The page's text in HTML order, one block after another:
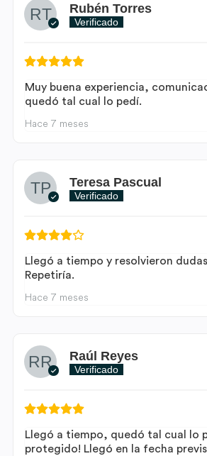
Rubén Torres
Verificado
Muy buena experiencia,
quedó tal cual lo pedí.
Hace 7 meses
Teresa Pascual
Verificado
Llegó a tiempo y resolvieron
Repetiría.
Hace 7 meses
Raúl Reyes
Verificado
Llegó a tiempo, quedó tal cual lo
protegido! Llegó en la fecha